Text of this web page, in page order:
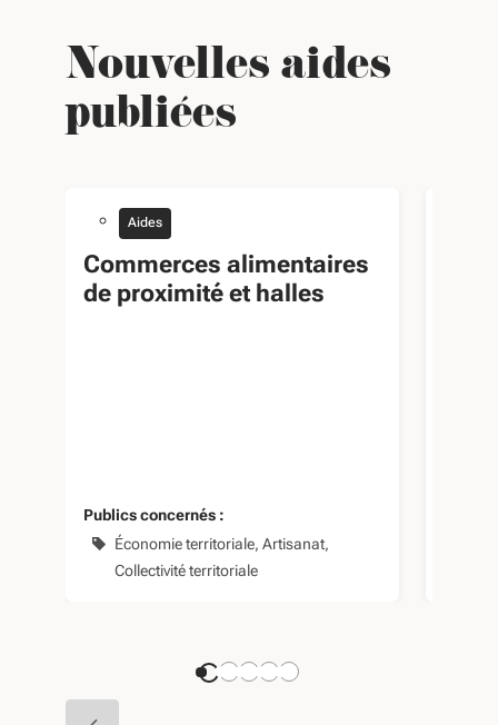
Nouvelles aides
publiées
Aides
Commerces alimentaires
de proximité et halles
Publics concernés :
Économie territoriale Artisanat
Collectivité territoriale